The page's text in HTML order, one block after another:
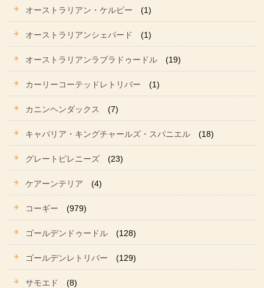
オーストラリアン・ケルピー (1)
オーストラリアンシェパード (1)
オーストラリアンラブラドゥードル (19)
カーリーコーテッドレトリバー (1)
カニンヘンダックス (7)
キャバリア・キングチャールズ・スパニエル (18)
グレートピレニーズ (23)
ケアーンテリア (4)
コーギー (979)
ゴールデンドゥードル (128)
ゴールデンレトリバー (129)
サモエド (8)